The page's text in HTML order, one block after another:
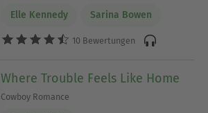
Elle Kennedy Sarina Bowen
10 Bewertungen
Where Trouble Feels Like Home
Cowboy Romance